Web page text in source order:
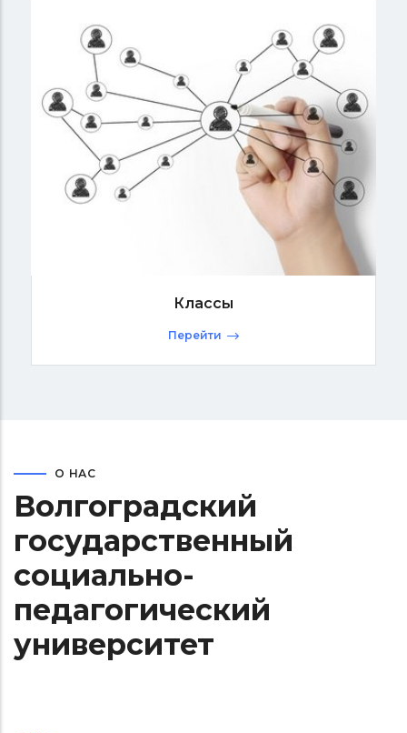
Классы
Перейти
О НАС
Волгоградский
государственный
социально-
педагогический
университет